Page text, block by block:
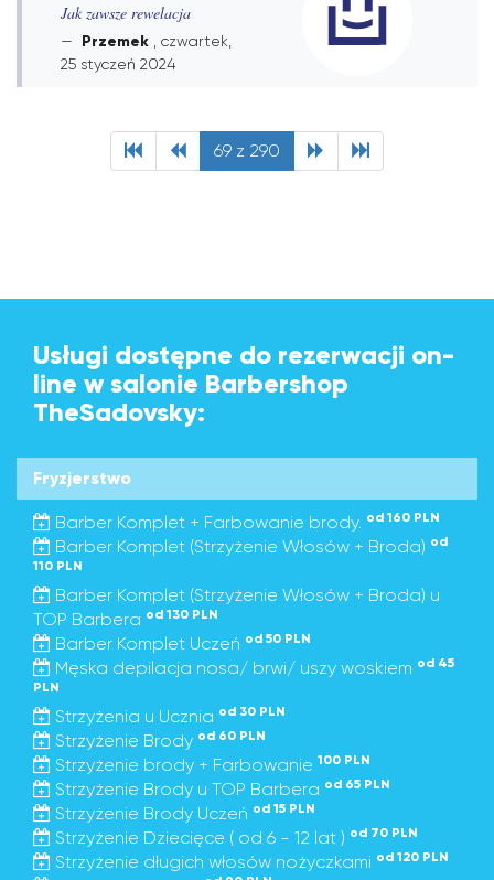
Jak zawsze rewelacja
Przemek
, czwartek,
25 styczeń 2024
69 z 290
Usługi dostępne do rezerwacji on-
line w salonie Barbershop
TheSadovsky:
Fryzjerstwo
Barber Komplet + Farbowanie brody. od 160 PLN
Barber Komplet (Strzyżenie Włosów + Broda) od
110 PLN
Barber Komplet (Strzyżenie Włosów + Broda) u
TOP Barbera od 130 PLN
Barber Komplet Uczeń od 50 PLN
Męska depilacja nosa/ brwi/ uszy woskiem od 45
PLN
Strzyżenia u Ucznia od 30 PLN
Strzyżenie Brody od 60 PLN
Strzyżenie brody + Farbowanie 100 PLN
Strzyżenie Brody u TOP Barbera od 65 PLN
Strzyżenie Brody Uczeń od 15 PLN
Strzyżenie Dziecięce ( od 6 - 12 lat ) od 70 PLN
Strzyżenie długich włosów nożyczkami od 120 PLN